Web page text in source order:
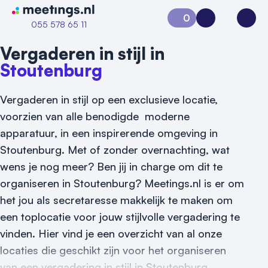
Naar home van Meetings
055 578 65 11
Vraag locatie aan
0
Aanvraag 0Inloggen
Vergaderen in stijl in
Stoutenburg
Vergaderen in stijl op een exclusieve locatie,
voorzien van alle benodigde moderne
apparatuur, in een inspirerende omgeving in
Stoutenburg. Met of zonder overnachting, wat
wens je nog meer? Ben jij in charge om dit te
organiseren in Stoutenburg? Meetings.nl is er om
het jou als secretaresse makkelijk te maken om
een toplocatie voor jouw stijlvolle vergadering te
vinden. Hier vind je een overzicht van al onze
locaties die geschikt zijn voor het organiseren